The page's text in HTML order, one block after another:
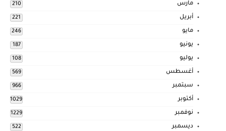
مارس 210
أبريل 221
مايو 246
يونيو 187
يوليو 108
أغسطس 569
سبتمبر 966
أكتوبر 1029
نوفمبر 1229
ديسمبر 522